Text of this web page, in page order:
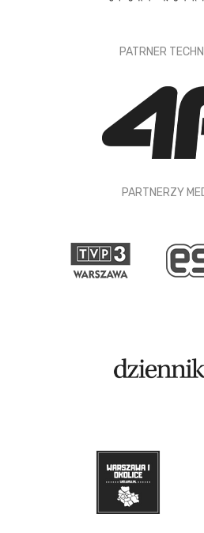
PATRNER
PARTNERZY